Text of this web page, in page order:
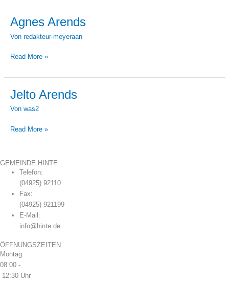
Agnes Arends
Von redakteur-meyeraan
Agnes
Arends
Read More »
Jelto Arends
Von was2
Jelto
Read More »
GEMEINDE HINTE
Telefon:
(04925) 92110
Fax:
(04925) 921199
E-Mail:
info@hinte.de
ÖFFNUNGSZEITEN
Montag
08:00 -
12:30 Uhr